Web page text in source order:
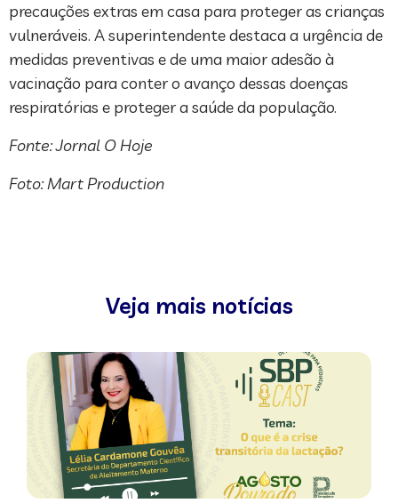
precauções extras em casa para proteger as crianças
vulneráveis. A superintendente destaca a urgência de
medidas preventivas e de uma maior adesão à
vacinação para conter o avanço dessas doenças
respiratórias e proteger a saúde da população.
Fonte: Jornal O Hoje
Foto: Mart Production
Veja mais notícias